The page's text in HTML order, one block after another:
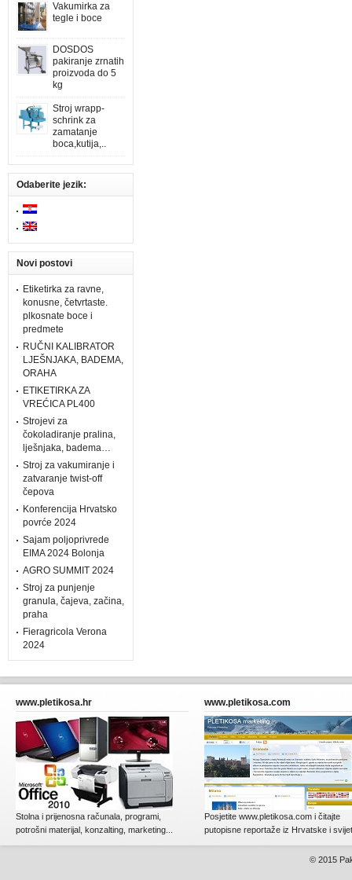
Vakumirka za
tegle i boce
DOSDOS
pakiranje zrnatih
proizvoda do 5
kg
Stroj wrapp-
schrink za
zamatanje
boca,kutija,..
Odaberite jezik:
Novi postovi
Etiketirka za ravne,
konusne, četvrtaste.
plkosnate boce i
predmete
RUČNI KALIBRATOR
LJEŠNJAKA, BADEMA,
ORAHA
ETIKETIRKA ZA
VREĆICA PL400
Strojevi za
čokoladiranje pralina,
lješnjaka, badema…
Stroj za vakumiranje i
zatvaranje twist-off
čepova
Konferencija Hrvatsko
povrće 2024
Sajam poljoprivrede
EIMA 2024 Bolonja
AGRO SUMMIT 2024
Stroj za punjenje
granula, čajeva, začina,
praha
Fieragricola Verona
2024
www.pletikosa.hr
Stolna i prijenosna računala, programi,
potrošni materijal, konzalting, marketing...
www.pletikosa.com
Posjetite www.pletikosa.com i čitajte
putopisne reportaže iz Hrvatske i
© 2015